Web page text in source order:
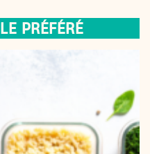
PRÉFÉRÉ